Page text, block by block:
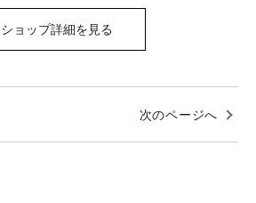
ショップ詳細を見る
次のページへ